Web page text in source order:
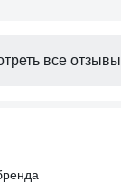
Спасибо!
все отзывы